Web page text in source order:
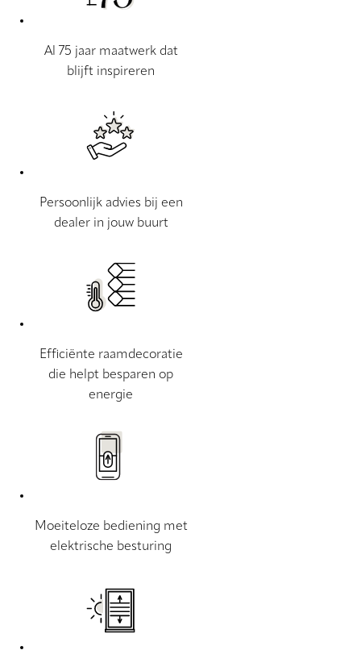
Al 75 jaar maatwerk dat
blijft inspireren
Persoonlijk advies bij een
dealer in jouw buurt
Efficiënte raamdecoratie
die helpt besparen op
energie
Moeiteloze bediening met
elektrische besturing